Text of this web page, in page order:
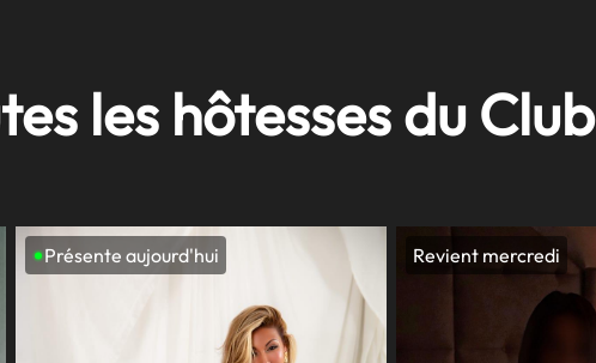
les hôtesses du Club
Présente aujourd'hui Revient mercredi